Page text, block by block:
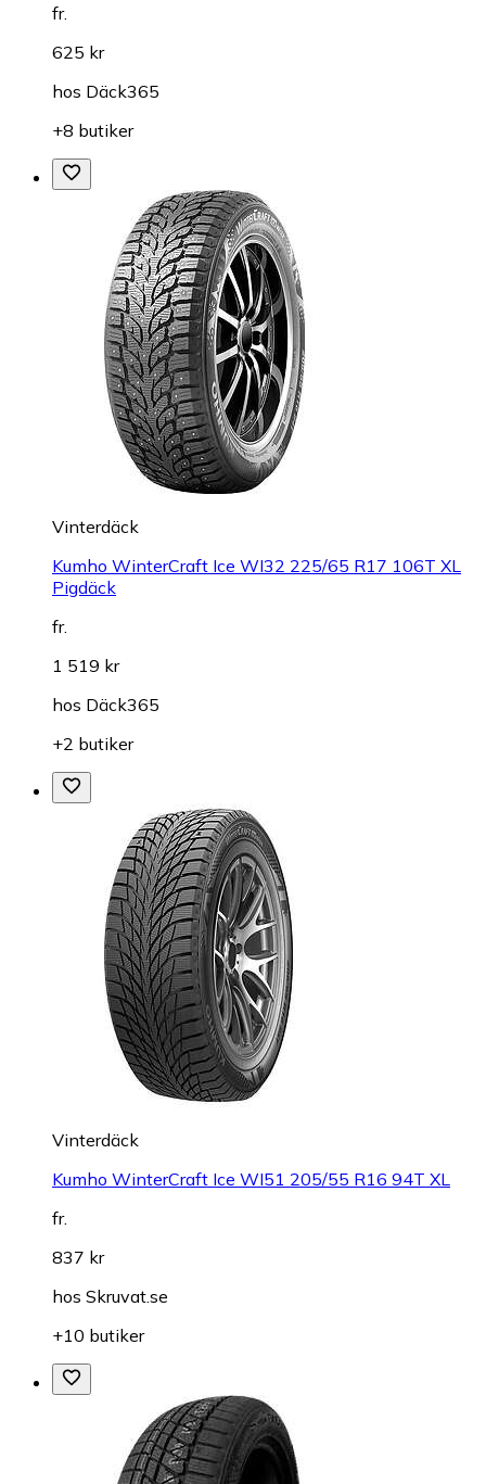
fr.
625 kr
hos Däck365
+8 butiker
Vinterdäck
Kumho WinterCraft Ice WI32 225/65 R17 106T XL
Pigdäck
fr.
1 519 kr
hos Däck365
+2 butiker
Vinterdäck
Kumho WinterCraft Ice WI51 205/55 R16 94T XL
fr.
837 kr
hos Skruvat.se
+10 butiker